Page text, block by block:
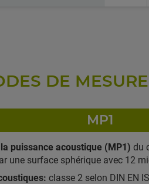
DE MESURE
MP1
puissance acoustique (MP1) du
une surface sphérique avec 12
classe 2 selon DIN EN